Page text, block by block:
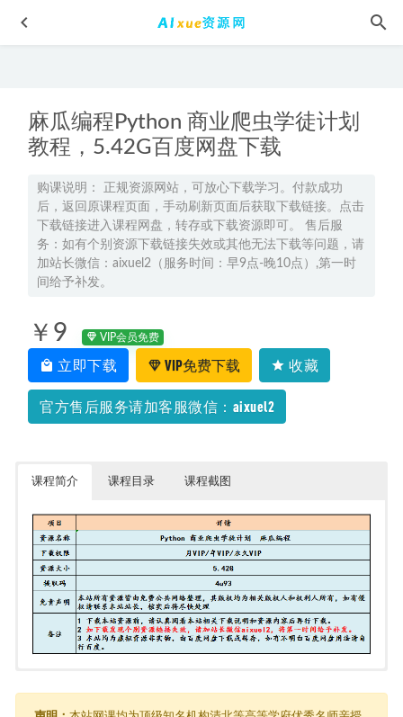
麻瓜编程Python 商业爬虫学徒计划
教程，5.42G百度网盘下载
购课说明： 正规资源网站，可放心下载学习。付款成功
后，返回原课程页面，手动刷新页面后获取下载链接。点击
下载链接进入课程网盘，转存或下载资源即可。 售后服
务：如有个别资源下载链接失效或其他无法下载等问题，请
加站长微信：aixuel2（服务时间：早9点-晚10点）,第一时
间给予补发。
￥9 VIP会员免费
立即下载 VIP免费下载 收藏
官方售后服务请加客服微信：aixuel2
课程简介 课程目录 课程截图
├─ 0.准备工作
│ ├─ 1.环境安装
2024陶然高三英语课程寒假班24年陶然高考英语一轮复习视
频教程 2024-02-18
2025金亦珊高二语文暑假班网课教程 2024-07-29
中药与美容,3.21G课程百度网盘打包下载,谈中医体质分类及
CAD素材【医疗机构】CAD平面图24套，百度网盘资源打包下
2021-10-08
2025宋雨晴高三物理a+一轮复习暑假班+秋季班